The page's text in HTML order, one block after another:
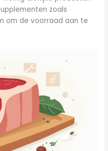
zoals
om de voorraad aan te